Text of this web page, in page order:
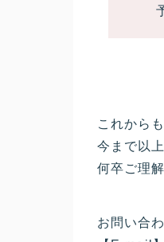
予
これから
今まで以
何卒ご理
お問い合